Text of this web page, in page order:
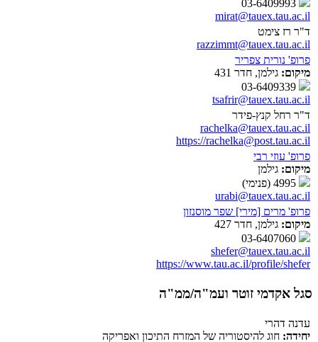
mirat@tauex.tau.ac.il
ד"ר רז צימט
razzimmt@tauex.tau.ac.il
פרופ' נורית צפריר
מיקום: גילמן, חדר 431
tsafrir@tauex.tau.ac.il
ד"ר רחל קנץ-פידר
rachelka@tauex.tau.ac.il
https://rachelka@post.tau.ac.il
פרופ' עוזי רבי
מיקום: גילמן
urabi@tauex.tau.ac.il
פרופ' מרים [מירי] שפר מוסנזון
מיקום: גילמן, חדר 427
shefer@tauex.tau.ac.il
https://www.tau.ac.il/profile/shefer
סגל אקדמי זוטר ועמ"ה/ממ"ה
עדנה דהרי
יחידה: חוג להיסטוריה של המזרח התיכון ואפריקה